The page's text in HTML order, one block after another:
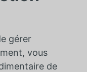
gérer
vous
de